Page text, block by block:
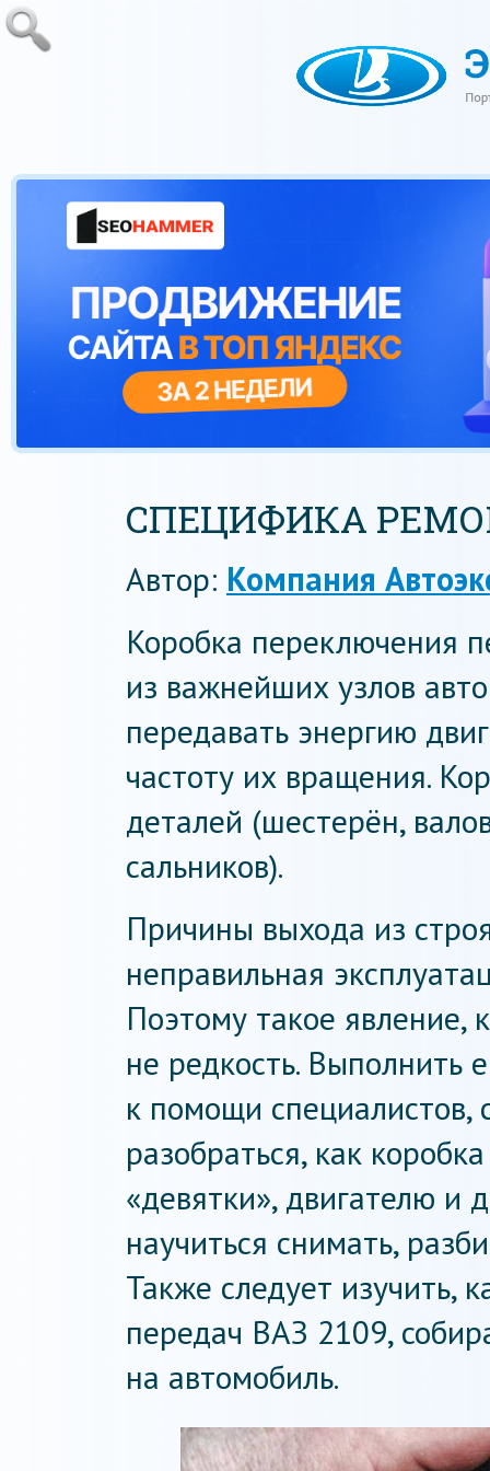
СПЕЦИФИКА
Автор: Компания
Коробка переключения
из важнейших узлов
передавать энергию
частоту их вращения.
деталей (шестерён,
сальников).
Причины выхода из
неправильная
Поэтому такое
не редкость. Выполнить
к помощи специалистов,
разобраться, как
«девятки», двигателю и
научиться снимать,
Также следует изучить,
передач ВАЗ 2109,
на автомобиль.